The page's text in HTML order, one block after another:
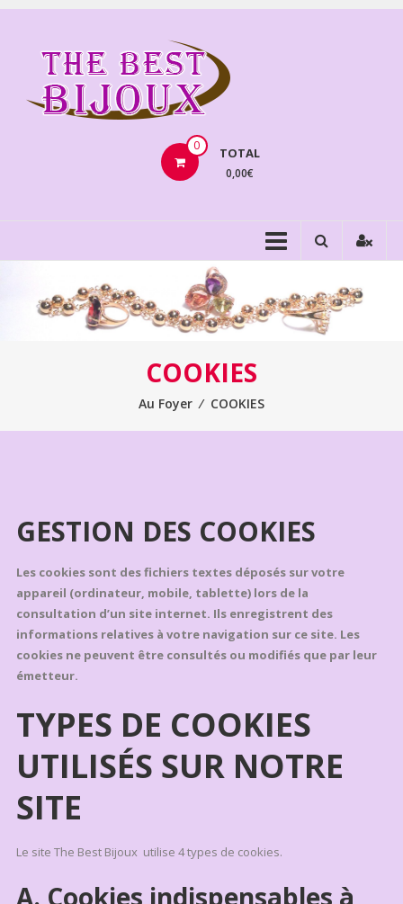
Aller
contenu
0 TOTAL
0,00€
COOKIES
Au Foyer ⁄ COOKIES
GESTION DES COOKIES
Les cookies sont des fichiers textes déposés sur votre
appareil (ordinateur, mobile, tablette) lors de la
consultation d’un site internet. Ils enregistrent des
informations relatives à votre navigation sur ce site. Les
cookies ne peuvent être consultés ou modifiés que par leur
émetteur.
TYPES DE COOKIES
UTILISÉS SUR NOTRE
SITE
Le site The Best Bijoux utilise 4 types de cookies.
A. Cookies indispensables à